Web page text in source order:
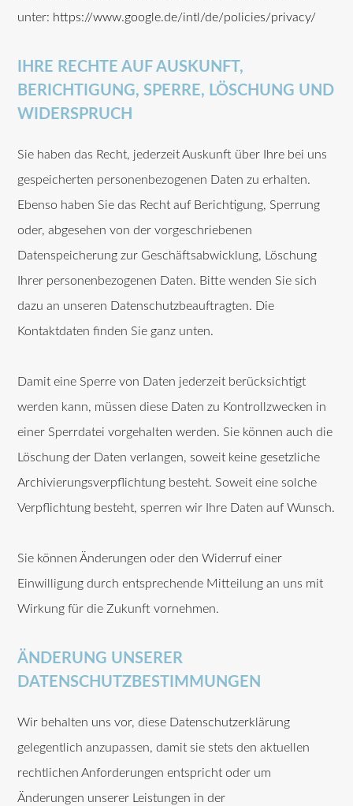
unter: https://www.google.de/intl/de/policies/privacy/
IHRE RECHTE AUF AUSKUNFT,
BERICHTIGUNG, SPERRE, LÖSCHUNG UND
WIDERSPRUCH
Sie haben das Recht, jederzeit Auskunft über Ihre bei uns
gespeicherten personenbezogenen Daten zu erhalten.
Ebenso haben Sie das Recht auf Berichtigung, Sperrung
oder, abgesehen von der vorgeschriebenen
Datenspeicherung zur Geschäftsabwicklung, Löschung
Ihrer personenbezogenen Daten. Bitte wenden Sie sich
dazu an unseren Datenschutzbeauftragten. Die
Kontaktdaten finden Sie ganz unten.
Damit eine Sperre von Daten jederzeit berücksichtigt
werden kann, müssen diese Daten zu Kontrollzwecken in
einer Sperrdatei vorgehalten werden. Sie können auch die
Löschung der Daten verlangen, soweit keine gesetzliche
Archivierungsverpflichtung besteht. Soweit eine solche
Verpflichtung besteht, sperren wir Ihre Daten auf Wunsch.
Sie können Änderungen oder den Widerruf einer
Einwilligung durch entsprechende Mitteilung an uns mit
Wirkung für die Zukunft vornehmen.
ÄNDERUNG UNSERER
DATENSCHUTZBESTIMMUNGEN
Wir behalten uns vor, diese Datenschutzerklärung
gelegentlich anzupassen, damit sie stets den aktuellen
rechtlichen Anforderungen entspricht oder um
Änderungen unserer Leistungen in der